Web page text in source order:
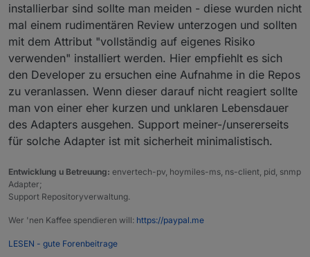
installierbar sind sollte man meiden - diese wurden nicht
mal einem rudimentären Review unterzogen und sollten
mit dem Attribut "vollständig auf eigenes Risiko
verwenden" installiert werden. Hier empfiehlt es sich
den Developer zu ersuchen eine Aufnahme in die Repos
zu veranlassen. Wenn dieser darauf nicht reagiert sollte
man von einer eher kurzen und unklaren Lebensdauer
des Adapters ausgehen. Support meiner-/unsererseits
für solche Adapter ist mit sicherheit minimalistisch.
Entwicklung u Betreuung: envertech-pv, hoymiles-ms, ns-client, pid, snmp
Adapter;
Support Repositoryverwaltung.
Wer 'nen Kaffee spendieren will: https://paypal.me
LESEN - gute Forenbeitrage